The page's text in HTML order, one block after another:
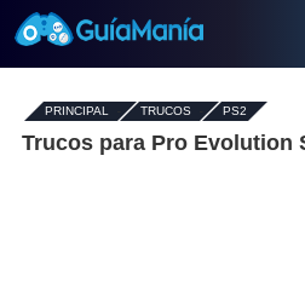
PRINCIPAL - TRUCOS- PS2
Trucos para Pro Evolution